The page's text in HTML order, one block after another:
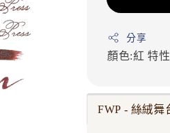
分享
顏色:紅特
FWP - 絲絨舞